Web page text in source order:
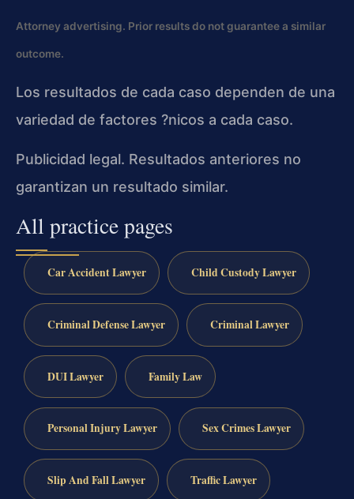
Attorney advertising. Prior results do not guarantee a similar
outcome.
Los resultados de cada caso dependen de una
variedad de factores ?nicos a cada caso.
Publicidad legal. Resultados anteriores no
garantizan un resultado similar.
All practice pages
Car Accident Lawyer Child Custody Lawyer
Criminal Defense Lawyer Criminal Lawyer
DUI Lawyer Family Law
Personal Injury Lawyer Sex Crimes Lawyer
Slip And Fall Lawyer Traffic Lawyer